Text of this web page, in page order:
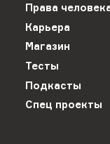
Права
Карьера
Магазин
Тесты
Подкасты
Спец проекты